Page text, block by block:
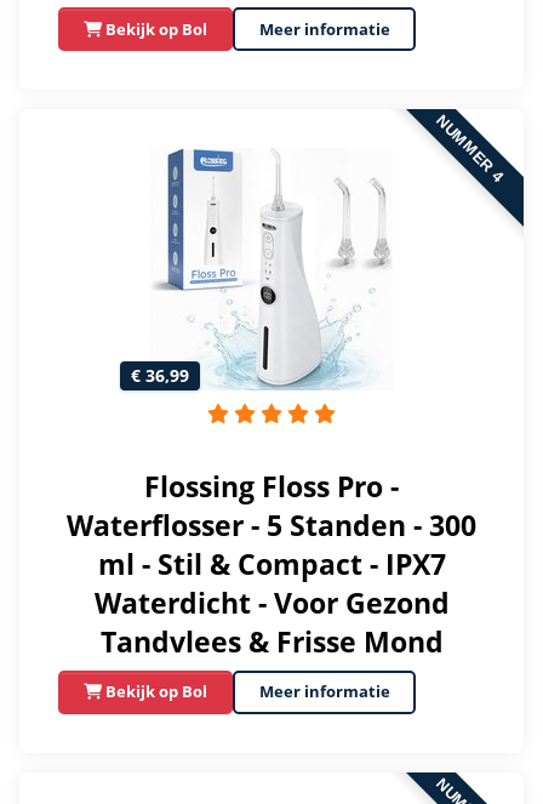
Bekijk op Bol Meer informatie
NUMMER 4
€ 36,99
Flossing Floss Pro -
Waterflosser - 5 Standen - 300
ml - Stil & Compact - IPX7
Waterdicht - Voor Gezond
Tandvlees & Frisse Mond
Bekijk op Bol Meer informatie